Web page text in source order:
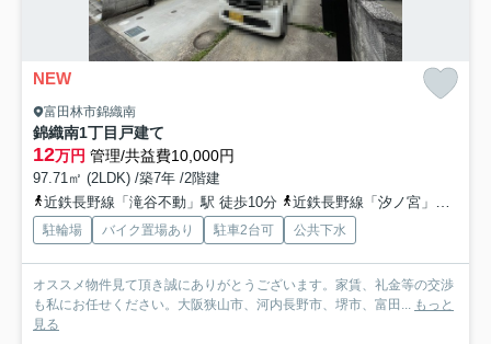
NEW
富田林市錦織南
錦織南1丁目戸建て
12万円 管理/共益費10,000円
97.71㎡ (2LDK) /築7年 /2階建
近鉄長野線「滝谷不動」駅 徒歩10分
近鉄長野線「汐ノ宮」駅 徒歩17分
駐輪場 バイク置場あり 駐車2台可 公共下水
オススメ物件見て頂き誠にありがとうございます。家賃、礼金等の交渉
も私にお任せください。大阪狭山市、河内長野市、堺市、富田... もっと
見る